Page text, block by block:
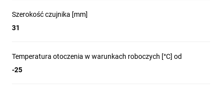
Szerokość czujnika [mm]
31
Temperatura otoczenia w warunkach roboczych [°C] od
-25